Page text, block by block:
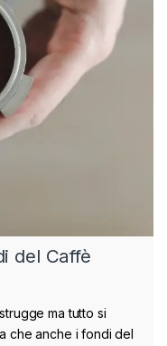
del Caffè
ma tutto si
che anche i fondi del